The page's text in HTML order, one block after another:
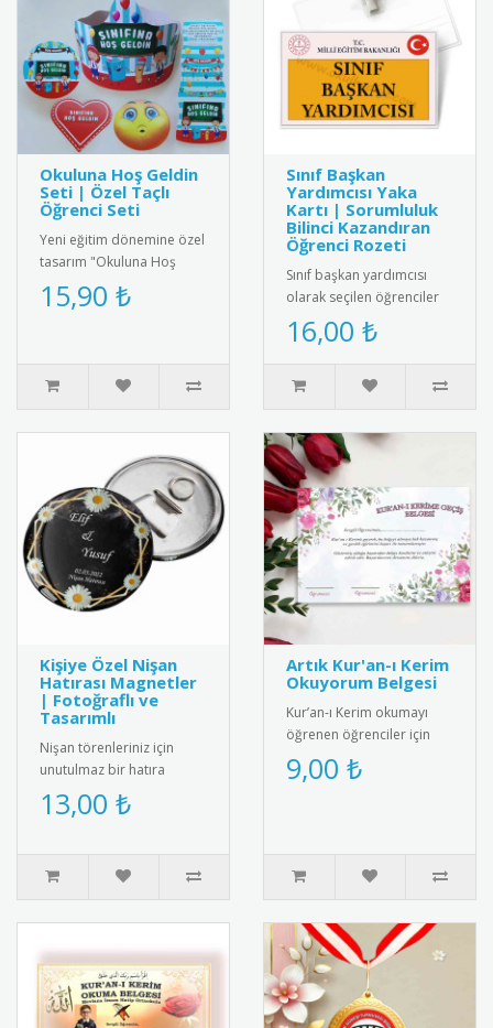
Okuluna Hoş Geldin
Seti | Özel Taçlı
Öğrenci Seti
Yeni eğitim dönemine özel
tasarım "Okuluna Hoş
Geldin Seti". Okulun ilk
günü anısına özel
15,90 ₺
Sınıf Başkan
Yardımcısı Yaka
Kartı | Sorumluluk
Bilinci Kazandıran
Öğrenci Rozeti
Sınıf başkan yardımcısı
olarak seçilen öğrenciler
için özel tasarlanmış yaka
kartı. Renkli baskısı, ..
16,00 ₺
Kişiye Özel Nişan
Hatırası Magnetler
| Fotoğraflı ve
Tasarımlı
Nişan törenleriniz için
unutulmaz bir hatıra
olacak buzdolabı
magnetleri kişiye özel
13,00 ₺
Artık Kur'an-ı Kerim
Okuyorum Belgesi
Kur’an-ı Kerim okumayı
öğrenen öğrenciler için
anlamlı ve şık bir başarı
belgesi. Sınıf içi törenler..
9,00 ₺